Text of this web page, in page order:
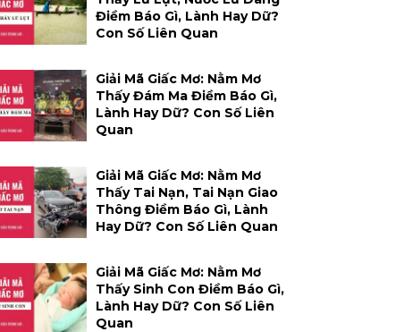
Điềm Báo Gì, Lành Hay Dữ?
Con Số Liên Quan
Giải Mã Giấc Mơ: Nằm Mơ
Thấy Đám Ma Điềm Báo Gì,
Lành Hay Dữ? Con Số Liên
Quan
Giải Mã Giấc Mơ: Nằm Mơ
Thấy Tai Nạn, Tai Nạn Giao
Thông Điềm Báo Gì, Lành
Hay Dữ? Con Số Liên Quan
Giải Mã Giấc Mơ: Nằm Mơ
Thấy Sinh Con Điềm Báo Gì,
Lành Hay Dữ? Con Số Liên
Quan